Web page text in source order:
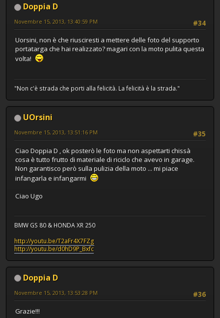
Doppia D
#34
Novembre 15, 2013, 13:40:59 PM
Uorsini, non è che riusciresti a mettere delle foto del supporto
portatarga che hai realizzato? magari con la moto pulita questa
volta!
"Non c'è strada che porti alla felicità. La felicità è la strada."
UOrsini
#35
Novembre 15, 2013, 13:51:16 PM
Ciao Doppia D , ok posterò le foto ma non aspettarti chissà
cosa è tutto frutto di materiale di riciclo che avevo in garage.
Non garantisco però sulla pulizia della moto ... mi piace
infangarla e infangarmi
Ciao Ugo
BMW GS 80 & HONDA XR 250
http://youtu.be/T2aFr4X7FZg
http://youtu.be/d0hD9P_Bxfc
Doppia D
#36
Novembre 15, 2013, 13:53:28 PM
Grazie!!!